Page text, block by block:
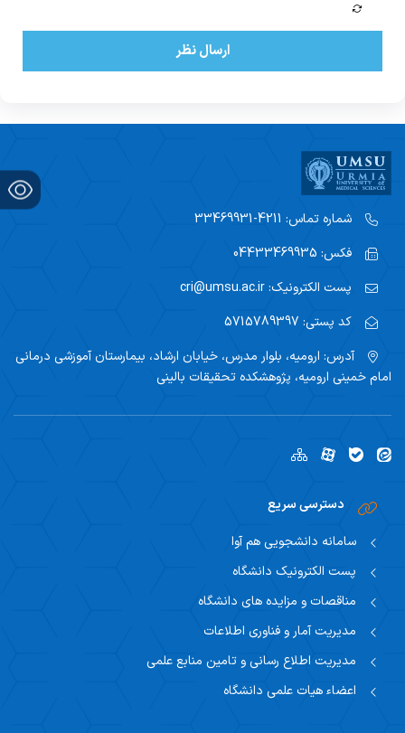
ارسال نظر
شماره تماس:
فکس:
پست الکترونیک:
کد پستی:
آدرس: ارومیه، بلوار مدرس، خیابان ارشاد، بیمارستان آموزشی درمانی
امام خمینی ارومیه، پژوهشکده تحقیقات بالینی
دسترسی سریع
سامانه دانشجویی هم آوا
پست الکترونیک دانشگاه
مناقصات و مزایده های دانشگاه
مدیریت آمار و فناوری اطلاعات
مدیریت اطلاع رسانی و تامین منابع علمی
اعضاء هیات علمی دانشگاه